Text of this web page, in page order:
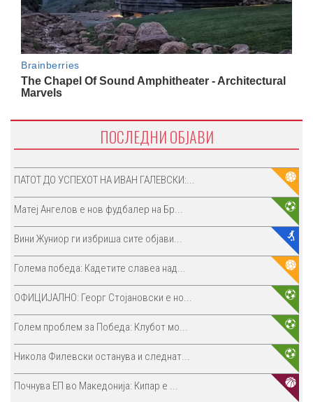
ПОСЛЕДНИ ОБЈАВИ
ПАТОТ ДО УСПЕХОТ НА ИВАН ГАЛЕВСКИ:...
Матеј Ангелов е нов фудбалер на Бр...
Вини Жуниор ги избриша сите објави...
Голема победа: Кадетите славеа над...
ОФИЦИЈАЛНО: Георг Стојановски е но...
Голем проблем за Победа: Клубот мо...
Никола Филевски останува и следнат...
Почнува ЕП во Македонија: Кипар е ...